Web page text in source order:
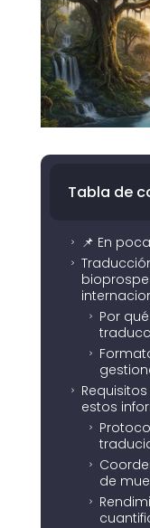
Tabla de
5 📌 En
5
5
Por
5
5
estos
5
5
de
5